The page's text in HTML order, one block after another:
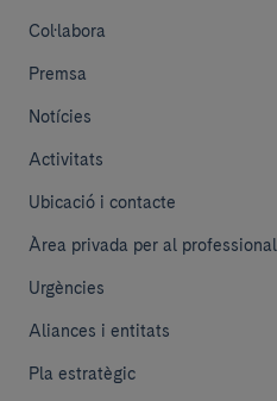
Col·labora
Premsa
Notícies
Activitats
Ubicació i contacte
Àrea privada per al professional
Urgències
Aliances i entitats
Pla estratègic